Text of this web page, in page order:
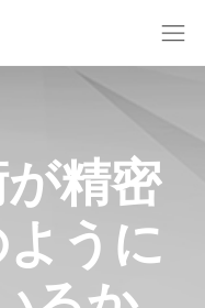
精密
うに